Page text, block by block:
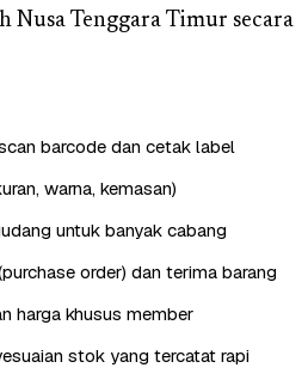
Nusa Tenggara Timur secara
barcode dan cetak label
warna, kemasan)
untuk banyak cabang
order) dan terima barang
harga khusus member
stok yang tercatat rapi